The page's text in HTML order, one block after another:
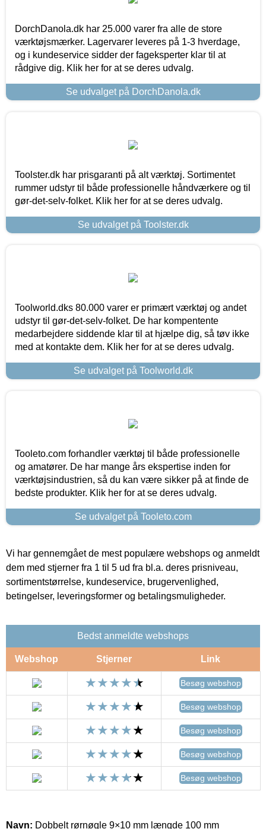
DorchDanola.dk har 25.000 varer fra alle de store
værktøjsmærker. Lagervarer leveres på 1-3 hverdage,
og i kundeservice sidder der fageksperter klar til at
rådgive dig. Klik her for at se deres udvalg.
Se udvalget på DorchDanola.dk
Toolster.dk har prisgaranti på alt værktøj. Sortimentet
rummer udstyr til både professionelle håndværkere og til
gør-det-selv-folket. Klik her for at se deres udvalg.
Se udvalget på Toolster.dk
Toolworld.dks 80.000 varer er primært værktøj og andet
udstyr til gør-det-selv-folket. De har kompentente
medarbejdere siddende klar til at hjælpe dig, så tøv ikke
med at kontakte dem. Klik her for at se deres udvalg.
Se udvalget på Toolworld.dk
Tooleto.com forhandler værktøj til både professionelle
og amatører. De har mange års ekspertise inden for
værktøjsindustrien, så du kan være sikker på at finde de
bedste produkter. Klik her for at se deres udvalg.
Se udvalget på Tooleto.com
Vi har gennemgået de mest populære webshops og anmeldt
dem med stjerner fra 1 til 5 ud fra bl.a. deres prisniveau,
sortimentstørrelse, kundeservice, brugervenlighed,
betingelser, leveringsformer og betalingsmuligheder.
Bedst anmeldte webshops
Webshop Stjerner Link
Besøg webshop
Besøg webshop
Besøg webshop
Besøg webshop
Besøg webshop
Navn: Dobbelt rørnøgle 9×10 mm længde 100 mm